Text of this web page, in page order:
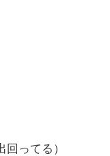
ってる）